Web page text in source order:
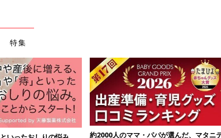
特集
約2000人のママ・パパが選んだ、マタニティ・出産準備・育児グッ